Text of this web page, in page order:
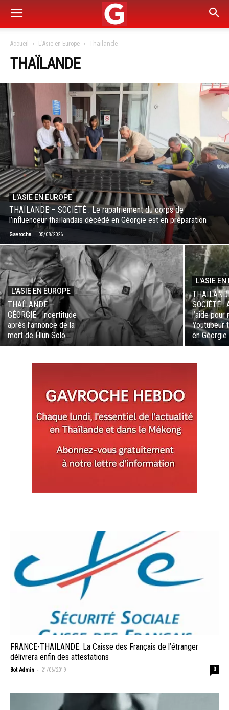
Accueil L'Asie en Europe Thaïlande
THAÏLANDE
L'ASIE EN EUROPE
THAÏLANDE – SOCIÉTÉ : Le rapatriement du corps de
l’influenceur thaïlandais décédé en Géorgie est en préparation
Gavroche - 05/08/2026
L'ASIE EN EUROPE
THAÏLANDE –
GÉORGIE : Incertitude
après l’annonce de la
mort de Hlun Solo
L'ASIE EN
SOCIÉTÉ :
l’aide pour
Youtubeur
en Géorgie
FRANCE-THAILANDE: La Caisse des Français de l’étranger
délivrera enfin des attestations
Bot Admin - 21/06/2019 0